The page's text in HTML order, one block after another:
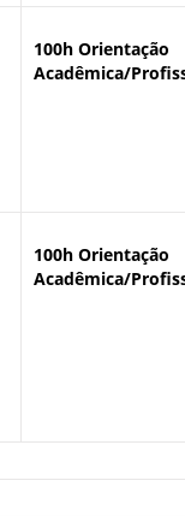
100h Orientação
Acadêmica/
100h Orientação
Acadêmica/